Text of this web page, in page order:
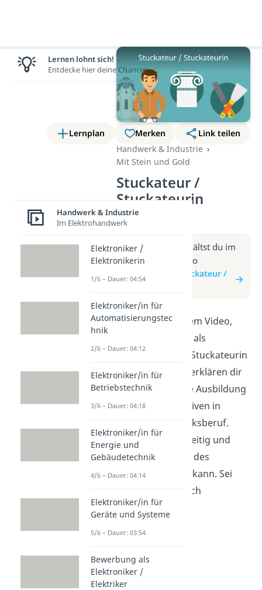
Lernplan Merken
Link teilen
Handwerk & Industrie
Mit Stein und Gold
Stuckateur /
Stuckateurin
(Video)
Weitere Infos erhältst du im
Beitrag zum Video
zum Beitrag: Stuckateur /
Entdecke in diesem Video,
was es bedeutet, als
Stuckateur oder Stuckateurin
zu arbeiten! Wir erklären dir
die Aufgaben, die Ausbildung
und die Perspektiven in
diesem Handwerksberuf.
Erfahre, wie vielseitig und
kreativ der Beruf des
Stuckateurs sein kann. Sei
dabei und lass dich
inspirieren!
Lernen lohnt sich!
Entdecke hier deine Chancen.
Handwerk & Industrie
Im Elektrohandwerk
Elektroniker /
Elektronikerin
1/6 – Dauer: 04:54
Elektroniker/in für
Automatisierungstec
hnik
2/6 – Dauer: 04:12
Elektroniker/in für
Betriebstechnik
3/6 – Dauer: 04:18
Elektroniker/in für
Energie und
Gebäudetechnik
4/6 – Dauer: 04:14
Elektroniker/in für
Geräte und Systeme
5/6 – Dauer: 03:54
Bewerbung als
Elektroniker /
Elektriker